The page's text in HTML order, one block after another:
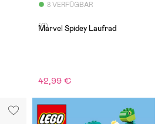
8 VERFÜGBAR
(0)
Marvel Spidey Laufrad
42,99 €